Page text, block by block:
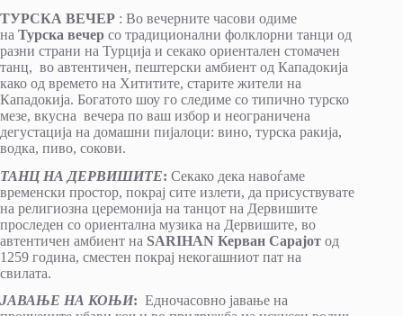
ТУРСКА ВЕЧЕР : Во вечерните часови одиме
на Турска вечер со традиционални фолклорни танци од
разни страни на Турција и секако ориентален стомачен
танц, во автентичен, пештерски амбиент од Кападокија
како од времето на Хититите, старите жители на
Кападокија. Богатото шоу го следиме со типично турско
мезе, вкусна вечера по ваш избор и неограничена
дегустација на домашни пијалоци: вино, турска ракија,
водка, пиво, сокови.
ТАНЦ НА ДЕРВИШИТЕ: Секако дека навоѓаме
временски простор, покрај сите излети, да присуствувате
на религиозна церемонија на танцот на Дервишите
проследен со ориентална музика на Дервишите, во
автентичен амбиент на SARIHAN Керван Сарајот од
1259 година, сместен покрај некогашниот пат на
свилата.
ЈАВАЊЕ НА КОЊИ: Едночасовно јавање на